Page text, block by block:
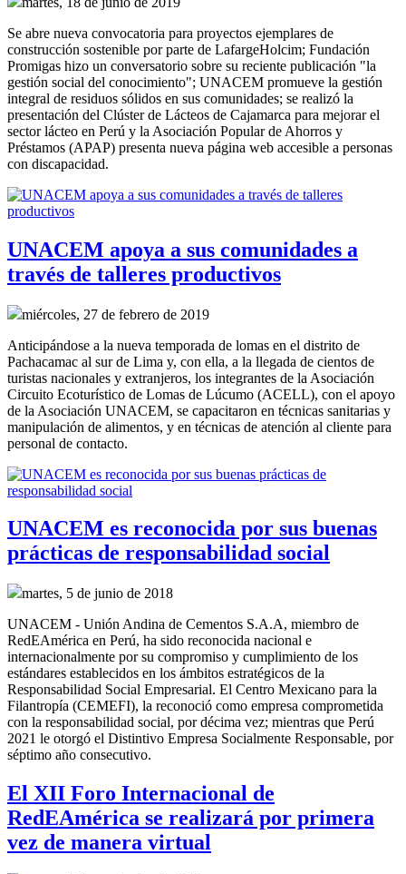
Se abre nueva convocatoria para proyectos ejemplares de
construcción sostenible por parte de LafargeHolcim; Fundación
Promigas hizo un conversatorio sobre su reciente publicación "la
gestión social del conocimiento"; UNACEM promueve la gestión
integral de residuos sólidos en sus comunidades; se realizó la
presentación del Clúster de Lácteos de Cajamarca para mejorar el
sector lácteo en Perú y la Asociación Popular de Ahorros y
Préstamos (APAP) presenta nueva página web accesible a personas
con discapacidad.
UNACEM apoya a sus comunidades a
través de talleres productivos
miércoles, 27 de febrero de 2019
Anticipándose a la nueva temporada de lomas en el distrito de
Pachacamac al sur de Lima y, con ella, a la llegada de cientos de
turistas nacionales y extranjeros, los integrantes de la Asociación
Circuito Ecoturístico de Lomas de Lúcumo (ACELL), con el apoyo
de la Asociación UNACEM, se capacitaron en técnicas sanitarias y
manipulación de alimentos, y en técnicas de atención al cliente para
personal de contacto.
UNACEM es reconocida por sus buenas
prácticas de responsabilidad social
martes, 5 de junio de 2018
UNACEM - Unión Andina de Cementos S.A.A, miembro de
RedEAmérica en Perú, ha sido reconocida nacional e
internacionalmente por su compromiso y cumplimiento de los
estándares establecidos en los ámbitos estratégicos de la
Responsabilidad Social Empresarial. El Centro Mexicano para la
Filantropía (CEMEFI), la reconoció como empresa comprometida
con la responsabilidad social, por décima vez; mientras que Perú
2021 le otorgó el Distintivo Empresa Socialmente Responsable, por
séptimo año consecutivo.
El XII Foro Internacional de
RedEAmérica se realizará por primera
vez de manera virtual